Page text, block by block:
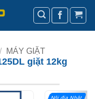
/ MÁY GIẶT
giặt 12kg
Nội địa Nhật